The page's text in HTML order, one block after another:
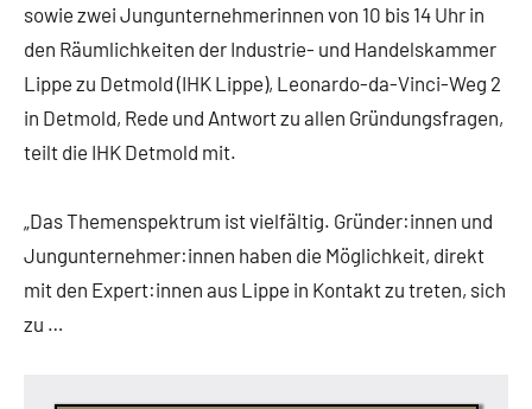
sowie zwei Jungunternehmerinnen von 10 bis 14 Uhr in
den Räumlichkeiten der Industrie- und Handelskammer
Lippe zu Detmold (IHK Lippe), Leonardo-da-Vinci-Weg 2
in Detmold, Rede und Antwort zu allen Gründungsfragen,
teilt die IHK Detmold mit.
„Das Themenspektrum ist vielfältig. Gründer:innen und
Jungunternehmer:innen haben die Möglichkeit, direkt
mit den Expert:innen aus Lippe in Kontakt zu treten, sich
zu …